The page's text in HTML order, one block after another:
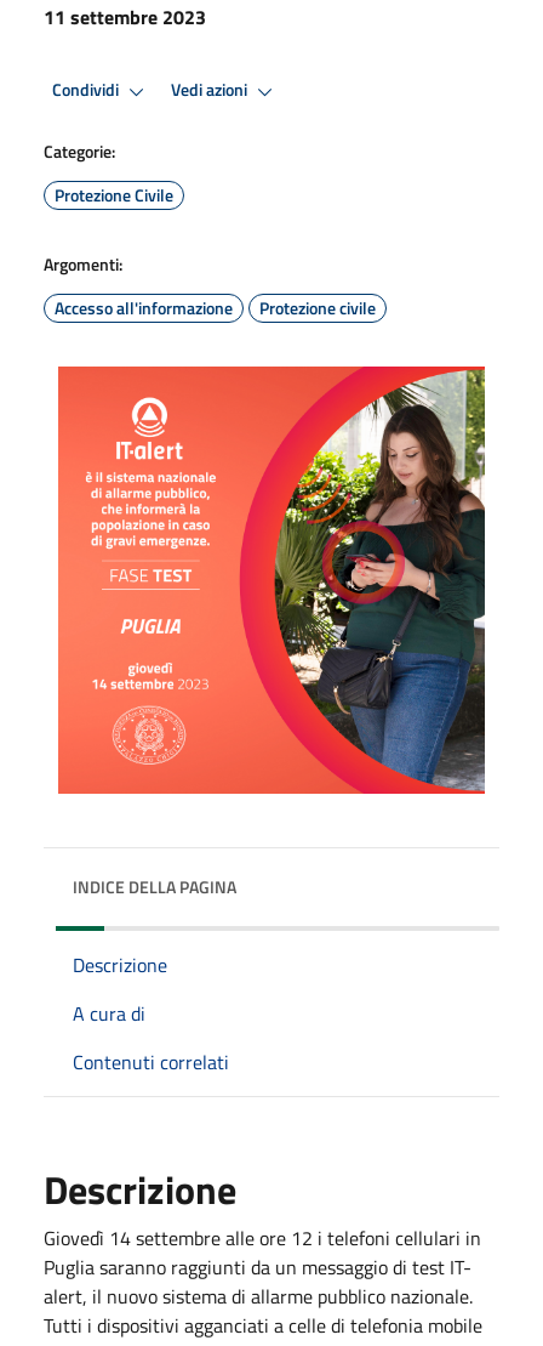
11 settembre 2023
Condividi Vedi azioni
Categorie:
Protezione Civile
Argomenti:
Accesso all'informazione
Protezione civile
INDICE DELLA PAGINA
Descrizione
A cura di
Contenuti correlati
Descrizione
Giovedì 14 settembre alle ore 12 i telefoni cellulari in
Puglia saranno raggiunti da un messaggio di test IT-
alert, il nuovo sistema di allarme pubblico nazionale.
Tutti i dispositivi agganciati a celle di telefonia mobile